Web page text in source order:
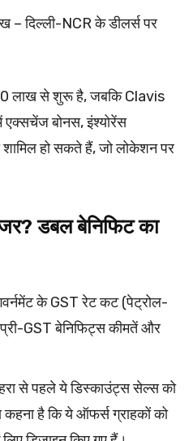
– दिल्ली-NCR के डीलर्स पर
लाख से शुरू है, जबकि Clavis
एक्सचेंज बोनस, इंश्योरेंस
शामिल हो सकते हैं, जो लोकेशन पर
डबल बेनिफिट का
के GST रेट कट (पेट्रोल-
GST बेनिफिट्स कीमतें और
से पहले ये डिस्काउंट्स सेल्स को
है कि ये ऑफर्स ग्राहकों को